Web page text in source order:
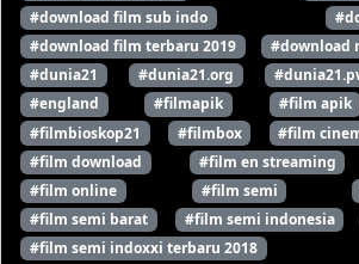
#download film sub indo
#download film terbaru 2019
#download
#dunia21
#dunia21.org
#england
#filmapik #film apik
#filmbioskop21
#filmbox #film
#film download
#film en streaming
#film online
#film semi
#film semi barat
#film semi indonesia
#film semi indoxxi terbaru 2018